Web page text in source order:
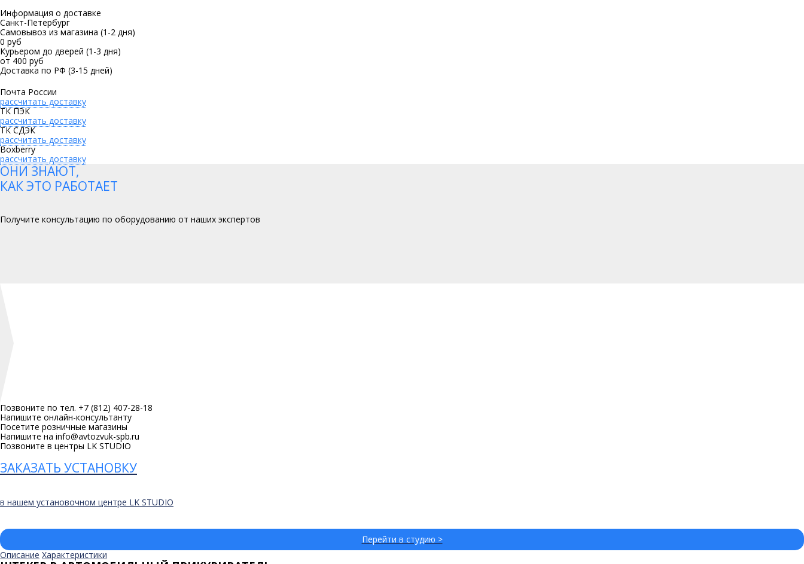
Информация о доставке
Санкт-Петербург
Самовывоз из магазина (1-2 дня)
0 руб
Курьером до дверей (1-3 дня)
от 400 руб
Доставка по РФ (3-15 дней)
Почта России
рассчитать доставку
ТК ПЭК
рассчитать доставку
ТК СДЭК
рассчитать доставку
Boxberry
рассчитать доставку
ОНИ ЗНАЮТ,
КАК ЭТО РАБОТАЕТ
Получите консультацию по оборудованию от наших экспертов
Позвоните по тел. +7 (812) 407-28-18
Напишите онлайн-консультанту
Посетите розничные магазины
Напишите на info@avtozvuk-spb.ru
Позвоните в центры LK STUDIO
ЗАКАЗАТЬ УСТАНОВКУ
в нашем установочном центре LK STUDIO
Перейти в студию >
Описание Характеристики